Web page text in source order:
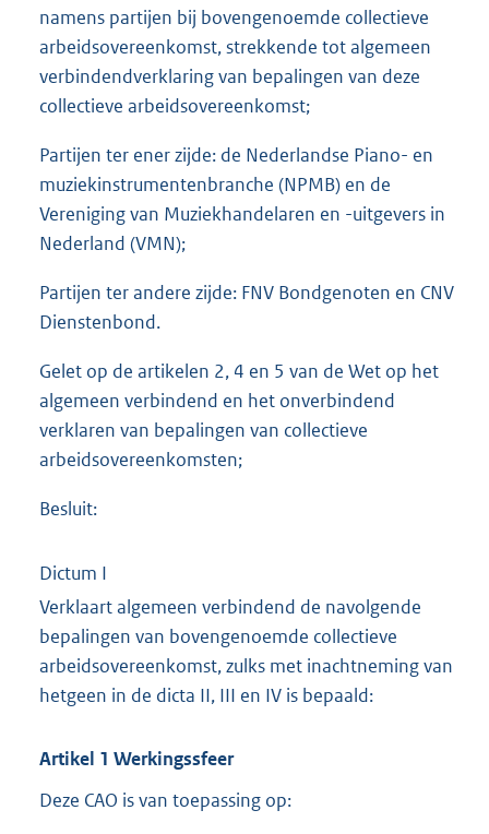
namens partijen bij bovengenoemde collectieve
arbeidsovereenkomst, strekkende tot algemeen
verbindendverklaring van bepalingen van deze
collectieve arbeidsovereenkomst;
Partijen ter ener zijde: de Nederlandse Piano- en
muziekinstrumentenbranche (NPMB) en de
Vereniging van Muziekhandelaren en -uitgevers in
Nederland (VMN);
Partijen ter andere zijde: FNV Bondgenoten en CNV
Dienstenbond.
Gelet op de artikelen 2, 4 en 5 van de Wet op het
algemeen verbindend en het onverbindend
verklaren van bepalingen van collectieve
arbeidsovereenkomsten;
Besluit:
Dictum I
Verklaart algemeen verbindend de navolgende
bepalingen van bovengenoemde collectieve
arbeidsovereenkomst, zulks met inachtneming van
hetgeen in de dicta II, III en IV is bepaald:
Artikel 1 Werkingssfeer
Deze CAO is van toepassing op: